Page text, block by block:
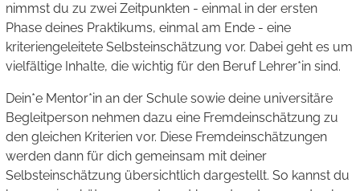
nimmst du zu zwei Zeitpunkten - einmal in der ersten
Phase deines Praktikums, einmal am Ende - eine
kriteriengeleitete Selbsteinschätzung vor. Dabei geht es um
vielfältige Inhalte, die wichtig für den Beruf Lehrer*in sind.
Dein*e Mentor*in an der Schule sowie deine universitäre
Begleitperson nehmen dazu eine Fremdeinschätzung zu
den gleichen Kriterien vor. Diese Fremdeinschätzungen
werden dann für dich gemeinsam mit deiner
Selbsteinschätzung übersichtlich dargestellt. So kannst du